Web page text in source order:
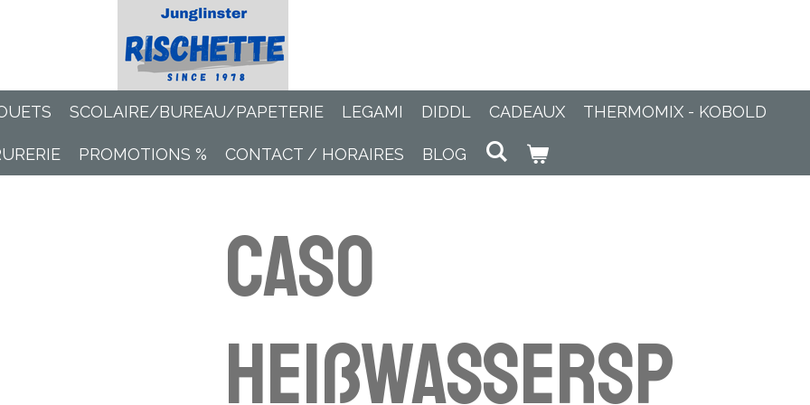
SCOLAIRE/BUREAU/PAPETERIE LEGAMI DIDDL CADEAUX THERMOMIX - KOBOLD
PROMOTIONS % CONTACT / HORAIRES BLOG
Caso
Heißwassersp